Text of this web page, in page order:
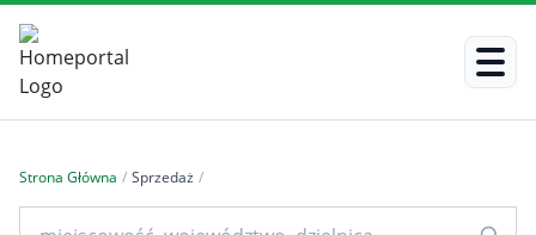
Strona Główna / Sprzedaż /